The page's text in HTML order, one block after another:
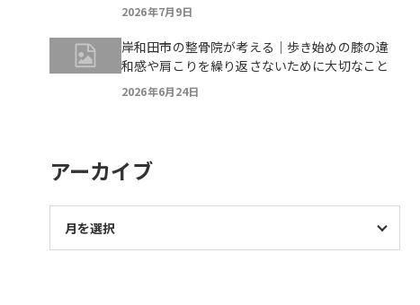
2026年7月9日
岸和田市の整骨院が考える｜歩き始めの膝の違
和感や肩こりを繰り返さないために大切なこと
2026年6月24日
アーカイブ